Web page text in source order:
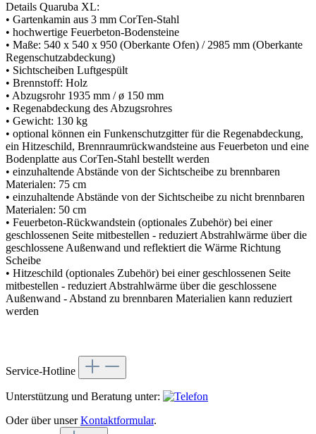
Details Quaruba XL:
• Gartenkamin aus 3 mm CorTen-Stahl
• hochwertige Feuerbeton-Bodensteine
• Maße: 540 x 540 x 950 (Oberkante Ofen) / 2985 mm (Oberkante
Regenschutzabdeckung)
• Sichtscheiben Luftgespült
• Brennstoff: Holz
• Abzugsrohr 1935 mm / ø 150 mm
• Regenabdeckung des Abzugsrohres
• Gewicht: 130 kg
• optional können ein Funkenschutzgitter für die Regenabdeckung,
ein Hitzeschild, Brennraumrückwandsteine aus Feuerbeton und eine
Bodenplatte aus CorTen-Stahl bestellt werden
• einzuhaltende Abstände von der Sichtscheibe zu brennbaren
Materialen: 75 cm
• einzuhaltende Abstände von der Sichtscheibe zu nicht brennbaren
Materialen: 50 cm
• Feuerbeton-Rückwandstein (optionales Zubehör) bei einer
geschlossenen Seite mitbestellen - reduziert Abstrahlwärme über die
geschlossene Außenwand und reflektiert die Wärme Richtung
Scheibe
• Hitzeschild (optionales Zubehör) bei einer geschlossenen Seite
mitbestellen - reduziert Abstrahlwärme über die geschlossene
Außenwand - Abstand zu brennbaren Materialien kann reduziert
werden
Service-Hotline
Unterstützung und Beratung unter:
Oder über unserKontaktformular.